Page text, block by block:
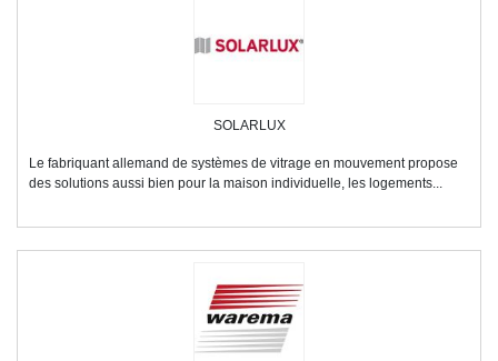
SOLARLUX
Le fabriquant allemand de systèmes de vitrage en mouvement propose
des solutions aussi bien pour la maison individuelle, les logements...